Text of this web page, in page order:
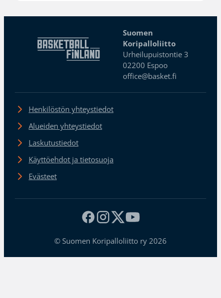
Suomen
Koripalloliitto
Urheilupuistontie 3
02200 Espoo
office@basket.fi
Henkilöstön yhteystiedot
Alueiden yhteystiedot
Laskutustiedot
Käyttöehdot ja tietosuoja
Evästeet
© Suomen Koripalloliitto ry 2026